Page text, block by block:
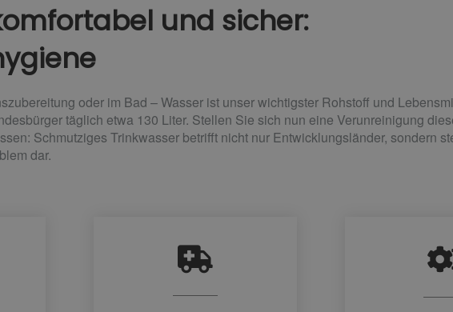
und sicher:
oder im Bad – Wasser ist unser wichtigster Rohstoff und
täglich etwa 130 Liter. Stellen Sie sich nun eine Verunreinigung
Schmutziges Trinkwasser betrifft nicht nur Entwicklungsländer, sondern
dar.